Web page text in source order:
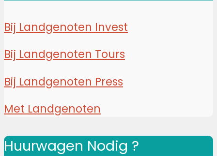
Bij Landgenoten Invest
Bij Landgenoten Tours
Bij Landgenoten Press
Met Landgenoten
Huurwagen Nodig ?